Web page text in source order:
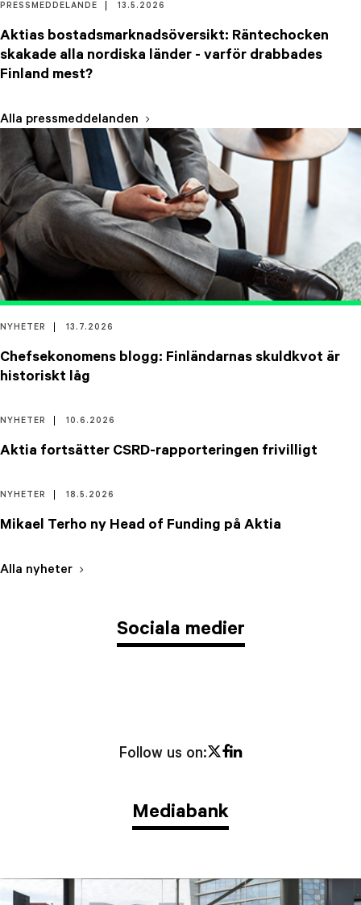
PRESSMEDDELANDE 13.5.2026
Aktias bostadsmarknadsöversikt: Räntechocken
skakade alla nordiska länder - varför drabbades
Finland mest?
Alla pressmeddelanden
NYHETER 13.7.2026
Chefsekonomens blogg: Finländarnas skuldkvot är
historiskt låg
NYHETER 10.6.2026
Aktia fortsätter CSRD-rapporteringen frivilligt
NYHETER 18.5.2026
Mikael Terho ny Head of Funding på Aktia
Alla nyheter
Sociala medier
Follow us on: Twitter
Facebook
LinkedIn
Mediabank